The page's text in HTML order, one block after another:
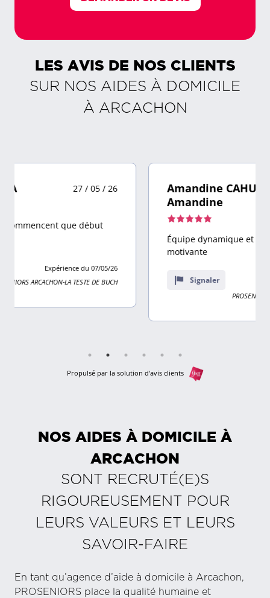
LES AVIS DE NOS CLIENTS
SUR NOS AIDES À DOMICILE
À ARCACHON
Amandine CAHUZAC,
22 / 03 /
26
Équipe dynamique et à l'écoute, ambiance
Signaler
Expérience du 18/02/26
Propulsé par la solution d'avis clients
NOS AIDES À DOMICILE À
ARCACHON
SONT RECRUTÉ(E)S
RIGOUREUSEMENT POUR
LEURS VALEURS ET LEURS
SAVOIR-FAIRE
En tant qu’agence d’aide à domicile à Arcachon,
PROSENIORS place la qualité humaine et